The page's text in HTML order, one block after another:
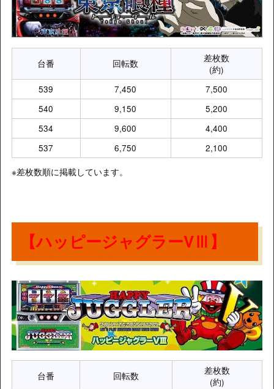
台番 回転数
差枚数
(約)
539
7,450
7,500
540
9,150
5,200
534
9,600
4,400
537
6,750
2,100
※差枚数順に掲載しています。
【ハッピージャグラーVⅢ】
台番 回転数
差枚数
(約)